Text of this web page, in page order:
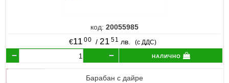
код: 20055985
€11 00 /21 51 лв. (с ДДС)
налично
Барабан с дайре